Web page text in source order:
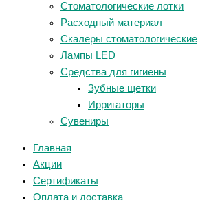
Стоматологические лотки
Расходный материал
Скалеры стоматологические
Лампы LED
Средства для гигиены
Зубные щетки
Ирригаторы
Сувениры
Главная
Акции
Сертификаты
Оплата и доставка